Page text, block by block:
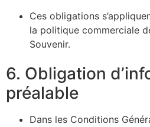
Ces obligations
la politique commerciale
Souvenir.
6. Obligation
préalable
Dans les Conditions